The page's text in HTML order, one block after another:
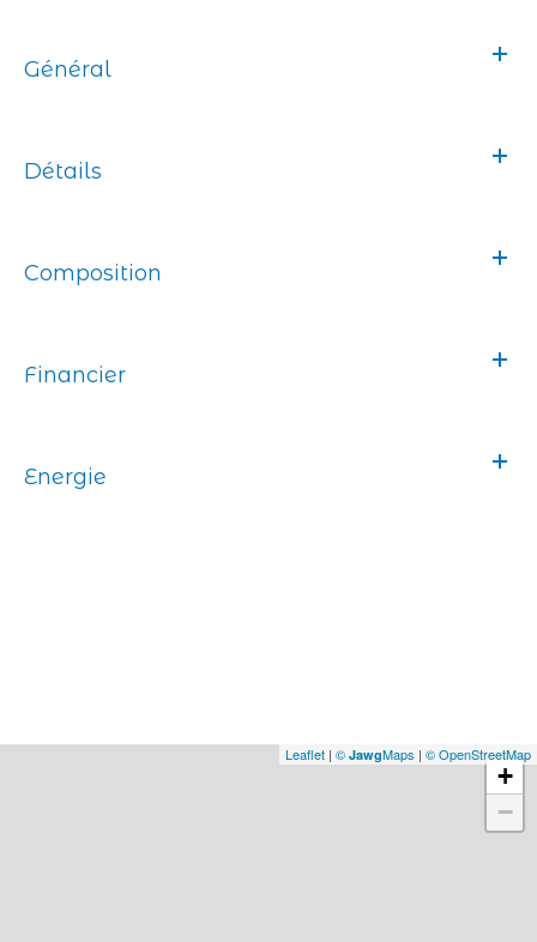
Général
Détails
Composition
Financier
Energie
+
−
Leaflet | © JawgMaps | © OpenStreetMap